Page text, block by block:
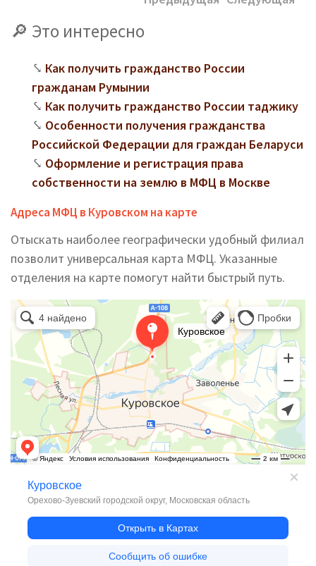
Это интересно
Как получить гражданство России
гражданам Румынии
Как получить гражданство России таджику
Особенности получения гражданства
Российской Федерации для граждан Беларуси
Оформление и регистрация права
собственности на землю в МФЦ в Москве
Адреса МФЦ в Куровском на карте
Отыскать наиболее географически удобный филиал
позволит универсальная карта МФЦ. Указанные
отделения на карте помогут найти быстрый путь.